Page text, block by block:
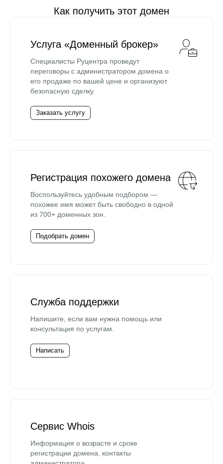
Как получить этот домен
Услуга «Доменный брокер»
Специалисты Руцентра проведут
переговоры с администратором домена о
его продаже по вашей цене и организуют
безопасную сделку.
Заказать услугу
Регистрация похожего домена
Воспользуйтесь удобным подбором —
похожее имя может быть свободно в одной
из 700+ доменных зон.
Подобрать домен
Служба поддержки
Напишите, если вам нужна помощь или
консультация по услугам.
Написать
Сервис Whois
Информация о возрасте и сроке
регистрации домена, контакты